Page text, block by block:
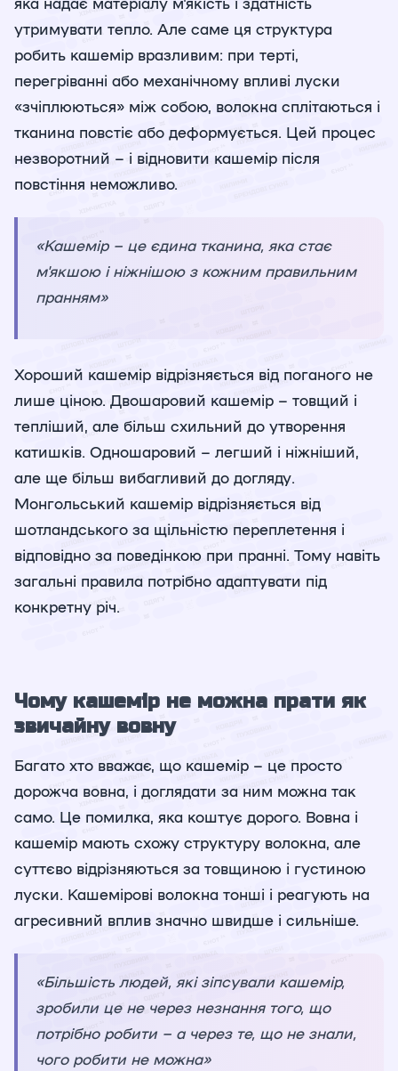
утримувати тепло. Але саме ця структура
робить кашемір вразливим: при терті,
перегріванні або механічному впливі луски
«зчіплюються» між собою, волокна сплітаються і
тканина повстіє або деформується. Цей процес
незворотний – і відновити кашемір після
повстіння неможливо.
«Кашемір – це єдина тканина, яка стає
м'якшою і ніжнішою з кожним правильним
пранням»
Хороший кашемір відрізняється від поганого не
лише ціною. Двошаровий кашемір – товщий і
тепліший, але більш схильний до утворення
катишків. Одношаровий – легший і ніжніший,
але ще більш вибагливий до догляду.
Монгольський кашемір відрізняється від
шотландського за щільністю переплетення і
відповідно за поведінкою при пранні. Тому навіть
загальні правила потрібно адаптувати під
конкретну річ.
Чому кашемір не можна прати як
звичайну вовну
Багато хто вважає, що кашемір – це просто
дорожча вовна, і доглядати за ним можна так
само. Це помилка, яка коштує дорого. Вовна і
кашемір мають схожу структуру волокна, але
суттєво відрізняються за товщиною і густиною
луски. Кашемірові волокна тонші і реагують на
агресивний вплив значно швидше і сильніше.
«Більшість людей, які зіпсували кашемір,
зробили це не через незнання того, що
потрібно робити – а через те, що не знали,
чого робити не можна»